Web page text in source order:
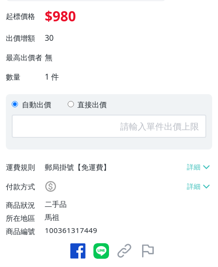
起標價格 $980
出價增額 30
最高出價者 無
數量 1 件
自動出價 直接出價
運費規則
郵局掛號【免運費】
付款方式
商品狀況
二手品
所在地區
馬祖
商品編號
100361317449